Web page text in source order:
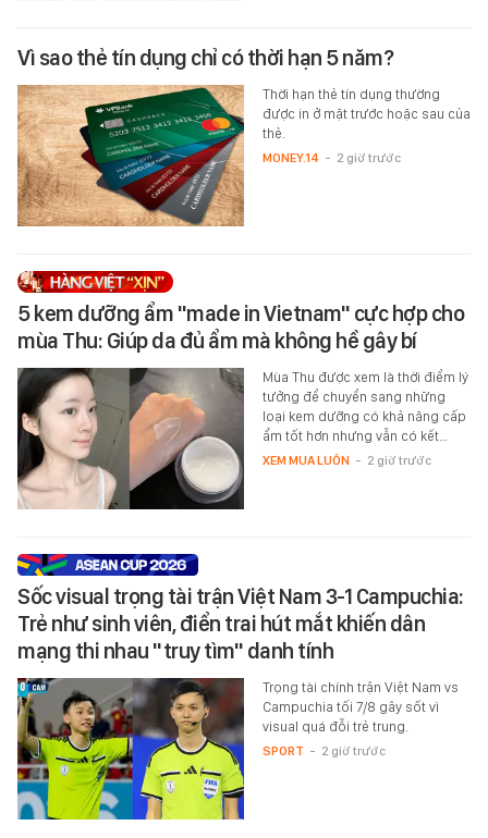
Vì sao thẻ tín dụng chỉ có thời hạn 5 năm?
Thời hạn thẻ tín dụng thường
được in ở mặt trước hoặc sau của
thẻ.
MONEY.14 - 2 giờ trước
5 kem dưỡng ẩm "made in Vietnam" cực hợp cho
mùa Thu: Giúp da đủ ẩm mà không hề gây bí
Mùa Thu được xem là thời điểm lý
tưởng để chuyển sang những
loại kem dưỡng có khả năng cấp
ẩm tốt hơn nhưng vẫn có kết…
XEM MUA LUÔN - 2 giờ trước
Sốc visual trọng tài trận Việt Nam 3-1 Campuchia:
Trẻ như sinh viên, điển trai hút mắt khiến dân
mạng thi nhau "truy tìm" danh tính
Trọng tài chính trận Việt Nam vs
Campuchia tối 7/8 gây sốt vì
visual quá đỗi trẻ trung.
SPORT - 2 giờ trước